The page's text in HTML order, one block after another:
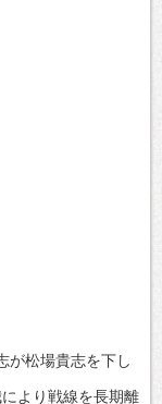
が松場貴志を下し
より戦線を長期離